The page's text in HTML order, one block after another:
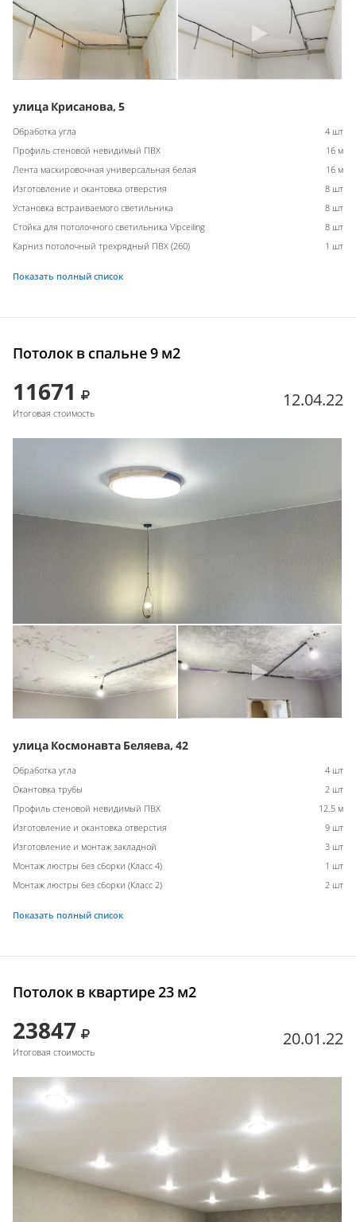
улица Крисанова, 5
Обработка угла
4 шт
Профиль стеновой невидимый ПВХ
16 м
Лента маскировочная универсальная белая
16 м
Изготовление и окантовка отверстия
8 шт
Установка встраиваемого светильника
8 шт
Стойка для потолочного светильника Vipceiling
8 шт
Карниз потолочный трехрядный ПВХ (260)
1 шт
Показать полный список
Потолок в спальне 9 м2
11671
Итоговая стоимость
12.04.22
улица Космонавта Беляева, 42
Обработка угла
4 шт
Окантовка трубы
2 шт
Профиль стеновой невидимый ПВХ
12.5 м
Изготовление и окантовка отверстия
9 шт
Изготовление и монтаж закладной
3 шт
Монтаж люстры без сборки (Класс 4)
1 шт
Монтаж люстры без сборки (Класс 2)
2 шт
Показать полный список
Потолок в квартире 23 м2
23847
Итоговая стоимость
20.01.22